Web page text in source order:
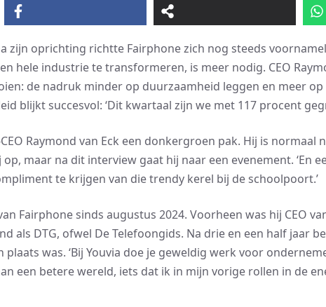
zijn oprichting richtte Fairphone zich nog steeds
hele industrie te transformeren, is meer nodig. CEO
de nadruk minder op duurzaamheid leggen en meer
blijkt succesvol: ‘Dit kwartaal zijn we met 117 procent
Raymond van Eck een donkergroen pak. Hij is normaal
maar na dit interview gaat hij naar een evenement. ‘En
te krijgen van die trendy kerel bij de schoolpoort.’
Fairphone sinds augustus 2024. Voorheen was hij CEO
als DTG, ofwel De Telefoongids. Na drie en een half jaar
was. ‘Bij Youvia doe je geweldig werk voor
een betere wereld, iets dat ik in mijn vorige rollen in de